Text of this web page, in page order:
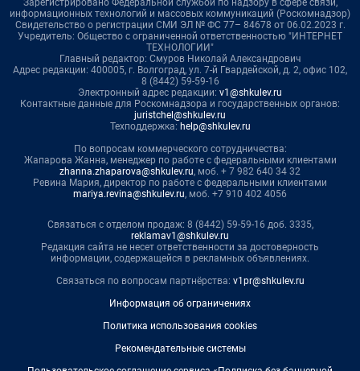
информационных технологий и массовых коммуникаций (Роскомнадзор)
Свидетельство о регистрации СМИ ЭЛ № ФС 77– 84678 от 06.02.2023 г.
Учредитель: Общество с ограниченной ответственностью "ИНТЕРНЕТ
ТЕХНОЛОГИИ"
Главный редактор: Смуров Николай Александрович
Адрес редакции: 400005, г. Волгоград, ул. 7-й Гвардейской, д. 2, офис 102,
8 (8442) 59-59-16
Электронный адрес редакции: v1@shkulev.ru
Контактные данные для Роскомнадзора и государственных органов:
juristchel@shkulev.ru
Техподдержка: help@shkulev.ru
По вопросам коммерческого сотрудничества:
Жапарова Жанна, менеджер по работе с федеральными клиентами
zhanna.zhaparova@shkulev.ru, моб. + 7 982 640 34 32
Ревина Мария, директор по работе с федеральными клиентами
mariya.revina@shkulev.ru, моб. +7 910 402 4056
Связаться с отделом продаж: 8 (8442) 59-59-16 доб. 3335,
reklamav1@shkulev.ru
Редакция сайта не несет ответственности за достоверность
информации, содержащейся в рекламных объявлениях.
Связаться по вопросам партнёрства: v1pr@shkulev.ru
Информация об ограничениях
Политика использования cookies
Рекомендательные системы